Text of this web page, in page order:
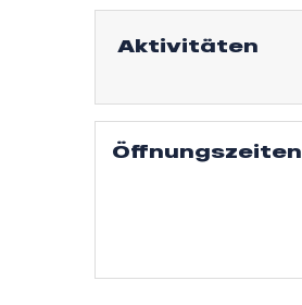
Glisse
Aktivitäten
Öffnungszeiten